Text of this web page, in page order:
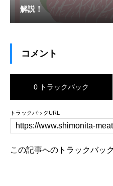
解説！
コメント
0 トラックバック
トラックバックURL
この記事へのトラックバッ